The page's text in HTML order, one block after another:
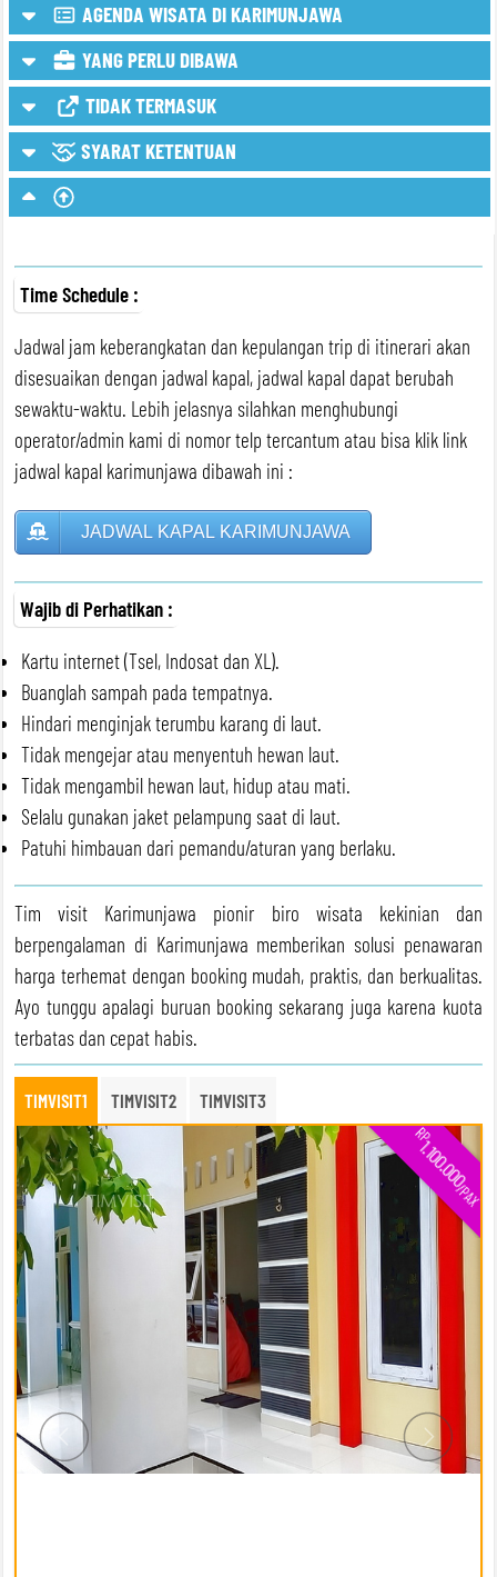
Spot Wisata Bisa Konditional/Optional
AGENDA WISATA DI KARIMUNJAWA
YANG PERLU DIBAWA
TIDAK TERMASUK
SYARAT KETENTUAN
Time Schedule :
Jadwal jam keberangkatan dan kepulangan trip di itinerari akan
disesuaikan dengan jadwal kapal, jadwal kapal dapat berubah
sewaktu-waktu. Lebih jelasnya silahkan menghubungi
operator/admin kami di nomor telp tercantum atau bisa klik link
jadwal kapal karimunjawa dibawah ini :
JADWAL KAPAL KARIMUNJAWA
Wajib di Perhatikan :
Kartu internet (Tsel, Indosat dan XL).
Buanglah sampah pada tempatnya.
Hindari menginjak terumbu karang di laut.
Tidak mengejar atau menyentuh hewan laut.
Tidak mengambil hewan laut, hidup atau mati.
Selalu gunakan jaket pelampung saat di laut.
Patuhi himbauan dari pemandu/aturan yang berlaku.
Tim visit Karimunjawa pionir biro wisata kekinian dan
berpengalaman di Karimunjawa memberikan solusi penawaran
harga terhemat dengan booking mudah, praktis, dan berkualitas.
Ayo tunggu apalagi buruan booking sekarang juga karena kuota
terbatas dan cepat habis.
TIMVISIT1 TIMVISIT2 TIMVISIT3
RP
1.100.000
/PAX